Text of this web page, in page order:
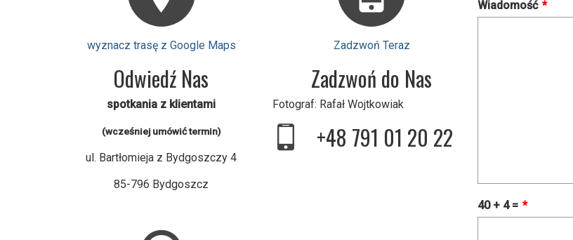
wyznacz trasę z Google Maps
Odwiedź Nas
spotkania z klientami
(wcześniej umówić termin)
ul. Bartłomieja z Bydgoszczy 4
85-796 Bydgoszcz
Zadzwoń Teraz
Zadzwoń do Nas
Fotograf: Rafał Wojtkowiak
+48 791 01 20 22
Wiadomość *
40 + 4 = *